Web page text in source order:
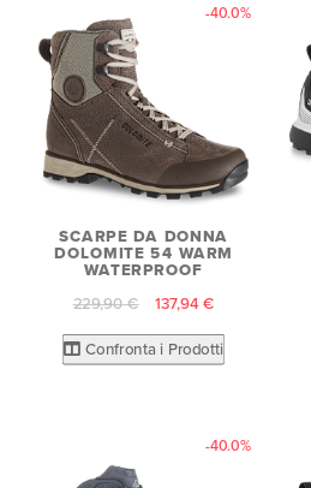
-40.0%
SCARPE DA DONNA
DOLOMITE 54 WARM
WATERPROOF
229,90 € 137,94 €
Confronta i Prodotti
-40.0%